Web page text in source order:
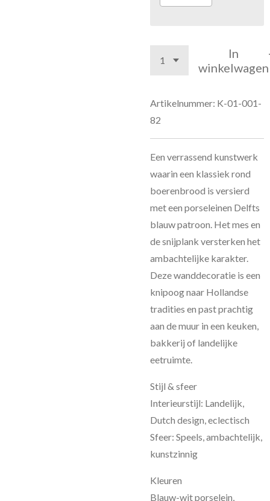
In
winkelwagen
Artikelnummer: K-01-001-
82
Een verrassend kunstwerk
waarin een klassiek rond
boerenbrood is versierd
met een porseleinen Delfts
blauw patroon. Het mes en
de snijplank versterken het
ambachtelijke karakter.
Deze wanddecoratie is een
knipoog naar Hollandse
tradities en past prachtig
aan de muur in een keuken,
bakkerij of landelijke
eetruimte.
Stijl & sfeer
Interieurstijl: Landelijk,
Dutch design, eclectisch
Sfeer: Speels, ambachtelijk,
kunstzinnig
Kleuren
Blauw-wit porselein,